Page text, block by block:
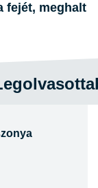
fejét, meghalt